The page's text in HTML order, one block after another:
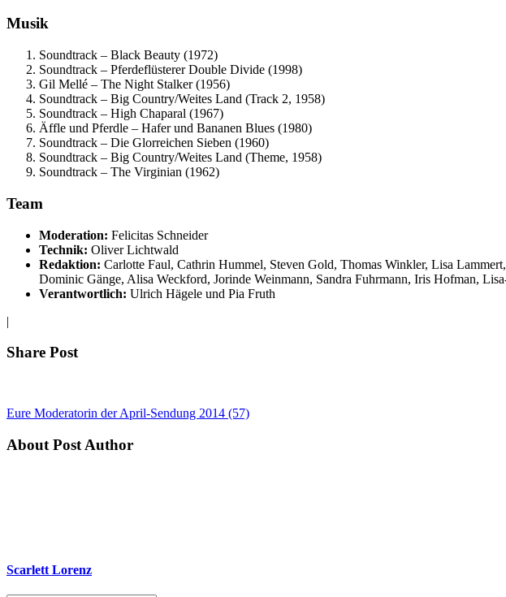
Musik
Soundtrack – Black Beauty (1972)
Soundtrack – Pferdeflüsterer Double Divide (1998)
Gil Mellé – The Night Stalker (1956)
Soundtrack – Big Country/Weites Land (Track 2, 1958)
Soundtrack – High Chaparal (1967)
Äffle und Pferdle – Hafer und Bananen Blues (1980)
Soundtrack – Die Glorreichen Sieben (1960)
Soundtrack – Big Country/Weites Land (Theme, 1958)
Soundtrack – The Virginian (1962)
Team
Moderation: Felicitas Schneider
Technik: Oliver Lichtwald
Redaktion: Carlotte Faul, Cathrin Hummel, Steven Gold, Thomas Winkler, Lisa
Dominic Gänge, Alisa Weckford, Jorinde Weinmann, Sandra Fuhrmann, Iris Hofman,
Verantwortlich: Ulrich Hägele und Pia Fruth
|
Share Post
Eure Moderatorin der April-Sendung 2014 (57)
About Post Author
Scarlett Lorenz